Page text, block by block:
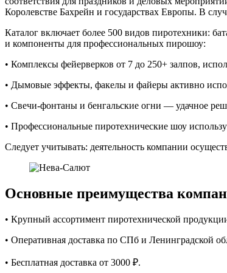
Королевстве Бахрейн и государствах Европы. В
Каталог включает более 500 видов пиротехники:
и компоненты для профессиональных пирошоу:
• Комплексы фейерверков от 7 до 250+ залпов,
• Дымовые эффекты, факелы и файеры активно
• Свечи-фонтаны и бенгальские огни — удачное
• Профессиональные пиротехнические шоу
Следует учитывать: деятельность компании
Основные преимущества
• Крупный ассортимент пиротехнической
• Оперативная доставка по СПб и Ленинградской
• Бесплатная доставка от 3000 ₽.